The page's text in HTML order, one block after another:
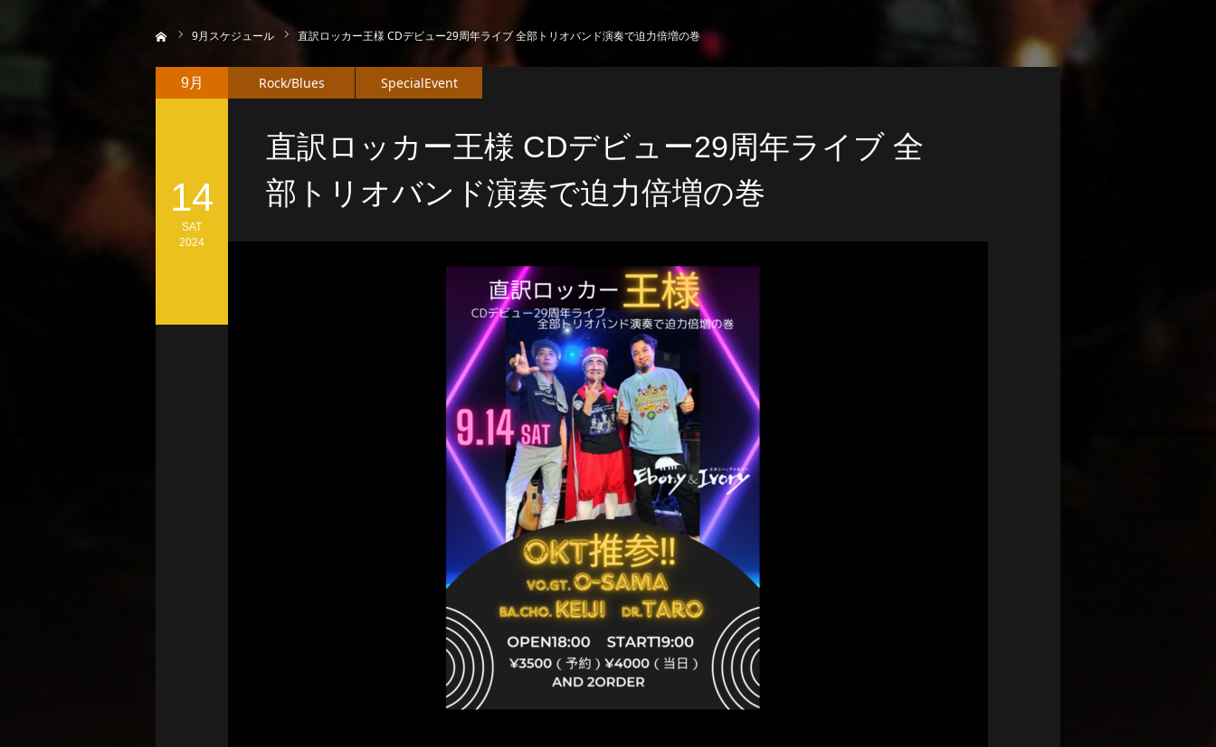
9月スケジュール 直訳ロッカー王様 CDデビュー29周年ライブ 全部トリオバンド演奏で迫力倍増の巻
直訳ロッカー王様 CDデビュー29周年ライブ 全
部トリオバンド演奏で迫力倍増の巻
9月
14
SAT
2024
Rock/Blues SpecialEvent